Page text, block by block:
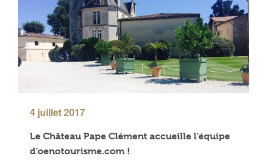
4 juillet 2017
Le Château Pape Clément accueille l’équipe
d’oenotourisme.com !